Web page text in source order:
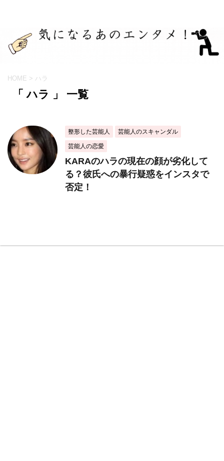
HOME > ハラ
「 ハラ 」 一覧
整形した芸能人
芸能人のスキャンダル
芸能人の恋愛
KARAのハラの現在の顔が劣化して
る？彼氏への暴行疑惑をインスタで
否定！